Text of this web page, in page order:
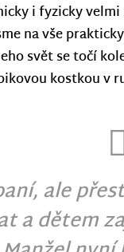
i fyzicky
na vše
svět se točí
kostkou v
ale
a dětem